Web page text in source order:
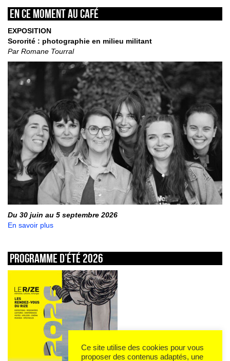
En ce moment au café
EXPOSITION
Sororité : photographie en milieu militant
Par Romane Tourral
Du 30 juin au 5 septembre 2026
En savoir plus
Programme d’été 2026
Ce site utilise des cookies pour vous
proposer des contenus adaptés, une